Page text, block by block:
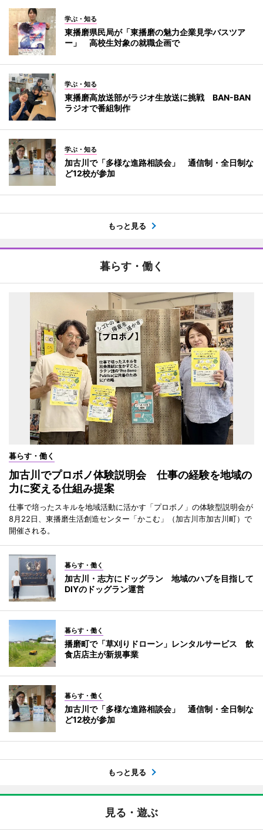
学ぶ・知る
東播磨県民局が「東播磨の魅力企業見学バスツア
ー」 高校生対象の就職企画で
学ぶ・知る
東播磨高放送部がラジオ生放送に挑戦 BAN-BAN
ラジオで番組制作
学ぶ・知る
加古川で「多様な進路相談会」 通信制・全日制な
ど12校が参加
もっと見る
暮らす・働く
暮らす・働く
加古川でプロボノ体験説明会 仕事の経験を地域の
力に変える仕組み提案
仕事で培ったスキルを地域活動に活かす「プロボノ」の体験型説明会が
8月22日、東播磨生活創造センター「かこむ」（加古川市加古川町）で
開催される。
暮らす・働く
加古川・志方にドッグラン 地域のハブを目指して
DIYのドッグラン運営
暮らす・働く
播磨町で「草刈りドローン」レンタルサービス 飲
食店店主が新規事業
暮らす・働く
加古川で「多様な進路相談会」 通信制・全日制な
ど12校が参加
もっと見る
見る・遊ぶ